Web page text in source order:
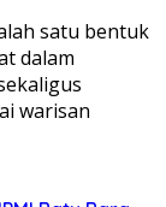
satu bentuk
dalam
warisan